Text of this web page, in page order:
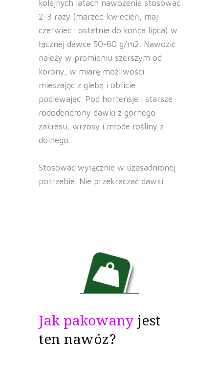
kolejnych latach nawożenie stosować
2-3 razy (marzec-kwiecień, maj-
czerwiec i ostatnie do końca lipca) w
łącznej dawce 50-80 g/m2. Nawozić
należy w promieniu szerszym od
korony, w miarę możliwości
mieszając z glebą i obficie
podlewając. Pod hortensje i starsze
rododendrony dawki z górnego
zakresu, wrzosy i młode rośliny z
dolnego.
Stosować wyłącznie w uzasadnionej
potrzebie. Nie przekraczać dawki.
Jak pakowany jest
ten nawóz?